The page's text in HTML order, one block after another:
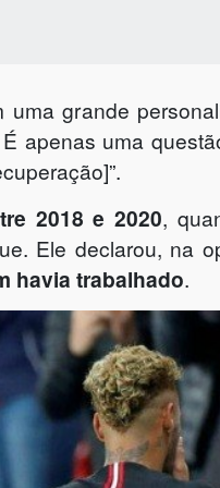
grande
apenas uma
2018 e 2020,
Ele declarou, na
havia trabalhado.